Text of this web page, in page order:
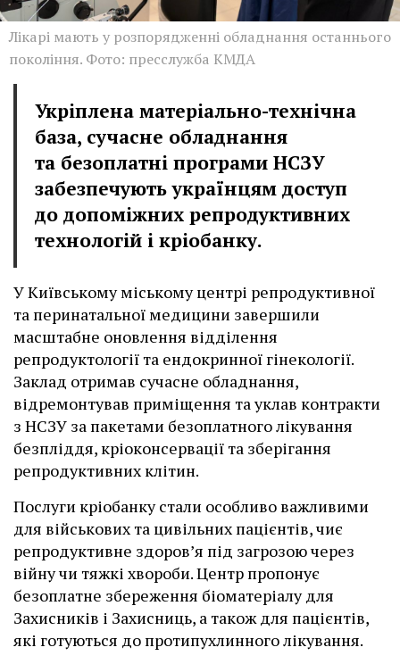
Лікарі мають у розпорядженні обладнання останнього
покоління. Фото: пресслужба КМДА
Укріплена матеріально-технічна
база, сучасне обладнання
та безоплатні програми НСЗУ
забезпечують українцям доступ
до допоміжних репродуктивних
технологій і кріобанку.
У Київському міському центрі репродуктивної
та перинатальної медицини завершили
масштабне оновлення відділення
репродуктології та ендокринної гінекології.
Заклад отримав сучасне обладнання,
відремонтував приміщення та уклав контракти
з НСЗУ за пакетами безоплатного лікування
безпліддя, кріоконсервації та зберігання
репродуктивних клітин.
Послуги кріобанку стали особливо важливими
для військових та цивільних пацієнтів, чиє
репродуктивне здоров’я під загрозою через
війну чи тяжкі хвороби. Центр пропонує
безоплатне збереження біоматеріалу для
Захисників і Захисниць, а також для пацієнтів,
які готуються до протипухлинного лікування.